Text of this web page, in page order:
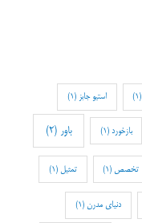
(1) استیو جابز (1)
بازخورد (1) باور (2)
تخصص (1) تمثیل (1)
دنیای مدرن (1)